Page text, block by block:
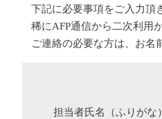
下記に必要事項をご入力頂
稀にAFP通信から二次利用
ご連絡の必要な方は、お名
担当者氏名（ふりがな）